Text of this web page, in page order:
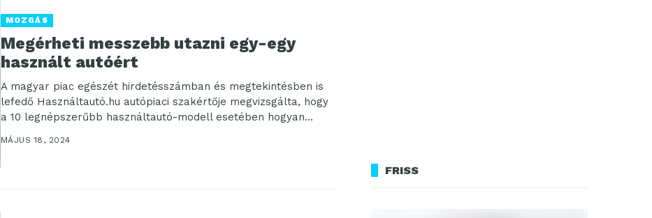
MOZGÁS
Megérheti messzebb utazni egy-egy
használt autóért
A magyar piac egészét hirdetésszámban és megtekintésben is
lefedő Használtautó.hu autópiaci szakértője megvizsgálta, hogy
a 10 legnépszerűbb használtautó-modell esetében hogyan
alakulnak megyénként az...
MÁJUS 18, 2024
FRISS